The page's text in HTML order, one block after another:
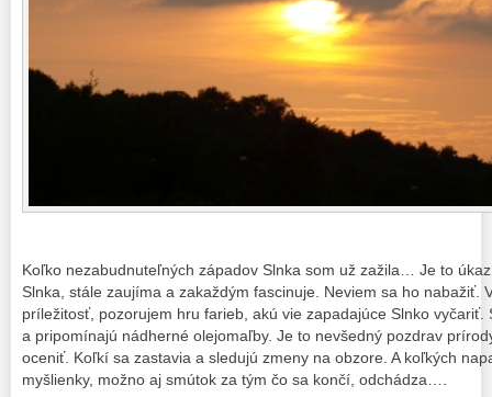
Koľko nezabudnuteľných západov Slnka som už zažila… Je to
Slnka, stále zaujíma a zakaždým fascinuje. Neviem sa ho nabažiť.
príležitosť, pozorujem hru farieb, akú vie zapadajúce Slnko vyčariť.
a pripomínajú nádherné olejomaľby. Je to nevšedný pozdrav
oceniť. Koľkí sa zastavia a sledujú zmeny na obzore. A koľkých
myšlienky, možno aj smútok za tým čo sa končí, odchádza….